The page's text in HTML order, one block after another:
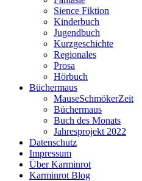
Sience Fiktion
Kinderbuch
Jugendbuch
Kurzgeschichte
Regionales
Prosa
Hörbuch
Büchermaus
MauseSchmökerZeit
Büchermaus
Buch des Monats
Jahresprojekt 2022
Datenschutz
Impressum
Über Karminrot
Karminrot Blog